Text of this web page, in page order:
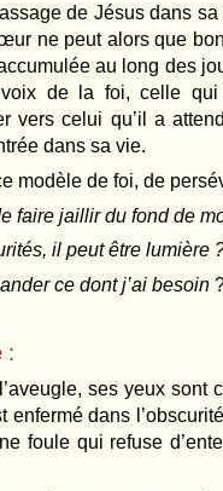
de Jésus dans
ne peut alors que
au long des
de la foi, celle
vers celui qu’il a
dans sa vie.
modèle de foi, de
faire jaillir du fond de
il peut être lumière
ce dont j’ai besoin
:
ses yeux sont
dans
foule qui refuse